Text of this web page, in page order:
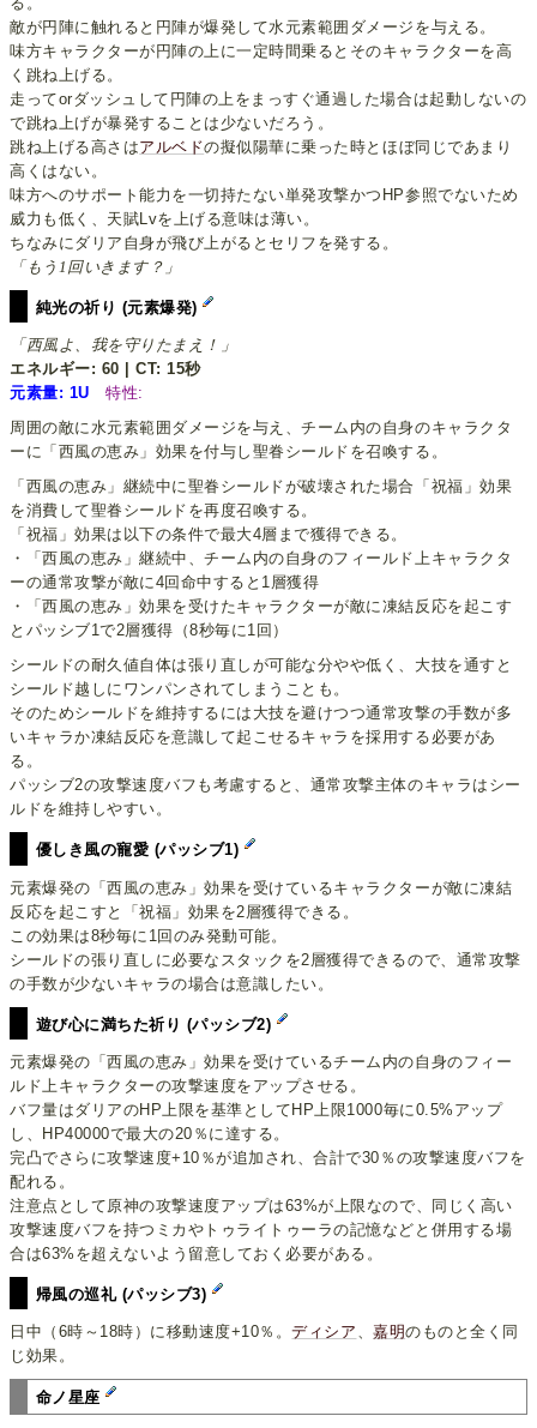
敵が円陣に触れると円陣が爆発して水元素範囲ダメージを与える。
味方キャラクターが円陣の上に一定時間乗るとそのキャラクターを高
く跳ね上げる。
走ってorダッシュして円陣の上をまっすぐ通過した場合は起動しないの
で跳ね上げが暴発することは少ないだろう。
跳ね上げる高さはアルベドの擬似陽華に乗った時とほぼ同じであまり
高くはない。
味方へのサポート能力を一切持たない単発攻撃かつHP参照でないため
威力も低く、天賦Lvを上げる意味は薄い。
ちなみにダリア自身が飛び上がるとセリフを発する。
「もう1回いきます？」
純光の祈り (元素爆発)
「西風よ、我を守りたまえ！」
エネルギー: 60 | CT: 15秒
元素量: 1U
特性:
周囲の敵に水元素範囲ダメージを与え、チーム内の自身のキャラクタ
ーに「西風の恵み」効果を付与し聖眷シールドを召喚する。
「西風の恵み」継続中に聖眷シールドが破壊された場合「祝福」効果
を消費して聖眷シールドを再度召喚する。
「祝福」効果は以下の条件で最大4層まで獲得できる。
・「西風の恵み」継続中、チーム内の自身のフィールド上キャラクタ
ーの通常攻撃が敵に4回命中すると1層獲得
・「西風の恵み」効果を受けたキャラクターが敵に凍結反応を起こす
とパッシブ1で2層獲得（8秒毎に1回）
シールドの耐久値自体は張り直しが可能な分やや低く、大技を通すと
シールド越しにワンパンされてしまうことも。
そのためシールドを維持するには大技を避けつつ通常攻撃の手数が多
いキャラか凍結反応を意識して起こせるキャラを採用する必要があ
る。
パッシブ2の攻撃速度バフも考慮すると、通常攻撃主体のキャラはシー
ルドを維持しやすい。
優しき風の寵愛 (パッシブ1)
元素爆発の「西風の恵み」効果を受けているキャラクターが敵に凍結
反応を起こすと「祝福」効果を2層獲得できる。
この効果は8秒毎に1回のみ発動可能。
シールドの張り直しに必要なスタックを2層獲得できるので、通常攻撃
の手数が少ないキャラの場合は意識したい。
遊び心に満ちた祈り (パッシブ2)
元素爆発の「西風の恵み」効果を受けているチーム内の自身のフィー
ルド上キャラクターの攻撃速度をアップさせる。
バフ量はダリアのHP上限を基準としてHP上限1000毎に0.5%アップ
し、HP40000で最大の20％に達する。
完凸でさらに攻撃速度+10％が追加され、合計で30％の攻撃速度バフを
配れる。
注意点として原神の攻撃速度アップは63%が上限なので、同じく高い
攻撃速度バフを持つミカやトゥライトゥーラの記憶などと併用する場
合は63%を超えないよう留意しておく必要がある。
帰風の巡礼 (パッシブ3)
日中（6時～18時）に移動速度+10％。ディシア 、嘉明のものと全く同
じ効果。
命ノ星座